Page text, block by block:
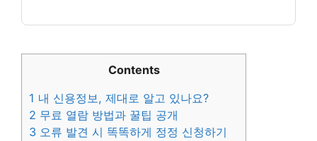
Contents
1 내 신용정보, 제대로 알고 있나요?
2 무료 열람 방법과 꿀팁 공개
3 오류 발견 시 똑똑하게 정정 신청하기